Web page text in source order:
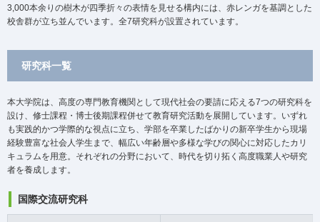
3,000本余りの樹木が四季折々の表情を見せる構内には、赤レンガを基調とした
校舎群が立ち並んでいます。全7研究科が設置されています。
研究科一覧
本大学院は、高度の専門教育機関として現代社会の要請に応える7つの研究科を
設け、修士課程・博士後期課程併せて教育研究活動を展開しています。いずれ
も実践的かつ学際的な視点に立ち、学部を卒業したばかりの新卒学生から現場
経験豊富な社会人学生まで、幅広い年齢層や多様な学びの関心に対応したカリ
キュラムを用意。それぞれの分野において、時代を切り拓く高度職業人や研究
者を養成します。
国際交流研究科